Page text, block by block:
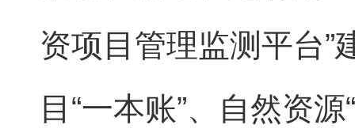
资项目管理监测平台”
目“一本账”、自然资